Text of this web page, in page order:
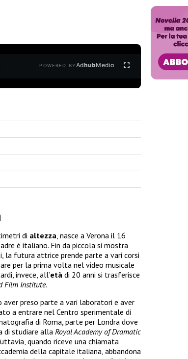
POWERED BYAdhubMedia
di altezza, nasce a Verona il 16
è italiano. Fin da piccola si mostra
futura attrice prende parte a vari corsi
per la prima volta nel video musicale
invece, all’età di 20 anni si trasferisce
Film Institute.
aver preso parte a vari laboratori e aver
a entrare nel Centro sperimentale di
di Roma, parte per Londra dove
di studiare allaRoyal Academy of Dramatic
quando riceve una chiamata
della capitale italiana, abbandona